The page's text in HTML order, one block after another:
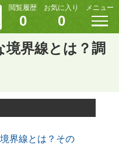
閲覧履歴
0
お気に入り
0
メニュー
境界線とは？調
界線とは？その